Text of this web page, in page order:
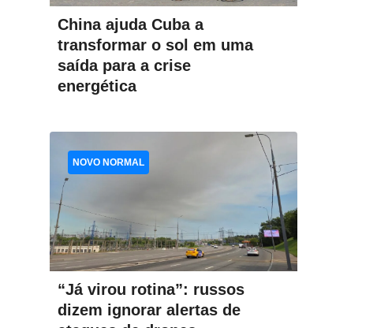
China ajuda Cuba a
transformar o sol em uma
saída para a crise
energética
“Já virou rotina”: russos
dizem ignorar alertas de
NOVO NORMAL